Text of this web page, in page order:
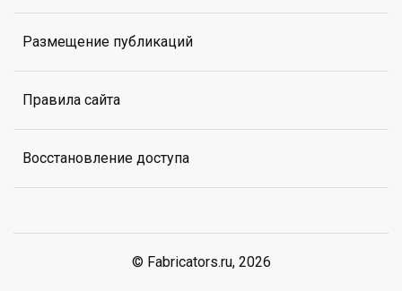
Размещение публикаций
Правила сайта
Восстановление доступа
© Fabricators.ru, 2026